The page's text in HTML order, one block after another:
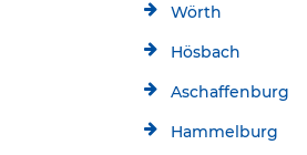
Wörth
Hösbach
Aschaffenburg
Hammelburg